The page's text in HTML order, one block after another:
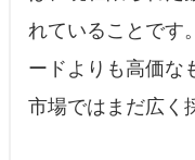
れていることです
ードよりも高価な
市場ではまだ広く